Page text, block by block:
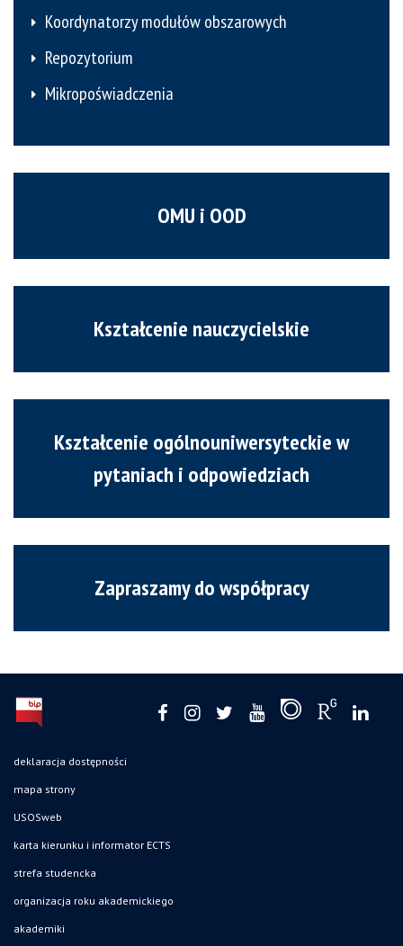
Koordynatorzy modułów obszarowych
Repozytorium
Mikropoświadczenia
OMU i OOD
Kształcenie nauczycielskie
Kształcenie ogólnouniwersyteckie w
pytaniach i odpowiedziach
Zapraszamy do współpracy
deklaracja dostępności
mapa strony
USOSweb
karta kierunku i informator ECTS
strefa studencka
organizacja roku akademickiego
akademiki